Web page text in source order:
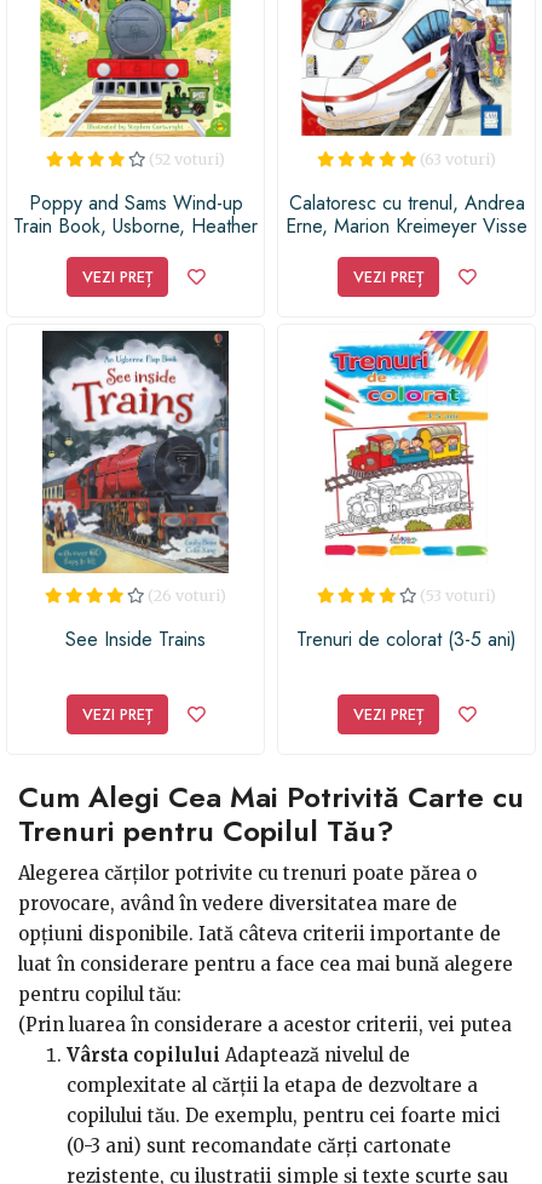
(52 voturi)
Poppy and Sams Wind-up
Train Book, Usborne, Heather
VEZI PREȚ
(63 voturi)
Calatoresc cu trenul, Andrea
Erne, Marion Kreimeyer Visse
VEZI PREȚ
(26 voturi)
See Inside Trains
VEZI PREȚ
(53 voturi)
Trenuri de colorat (3-5 ani)
VEZI PREȚ
Cum Alegi Cea Mai Potrivită Carte cu
Trenuri pentru Copilul Tău?
Alegerea cărților potrivite cu trenuri poate părea o
provocare, având în vedere diversitatea mare de
opțiuni disponibile. Iată câteva criterii importante de
luat în considerare pentru a face cea mai bună alegere
pentru copilul tău:
(Prin luarea în considerare a acestor criterii, vei putea
selecta cele mai potrivite cărți cu trenuri care să
stârnească interesul, să stimuleze dezvoltarea și să
ofere momente de calitate alături de copilul tău.)
Vârsta copilului Adaptează nivelul de
complexitate al cărții la etapa de dezvoltare a
copilului tău. De exemplu, pentru cei foarte mici
(0-3 ani) sunt recomandate cărți cartonate
rezistente, cu ilustrații simple și texte scurte sau